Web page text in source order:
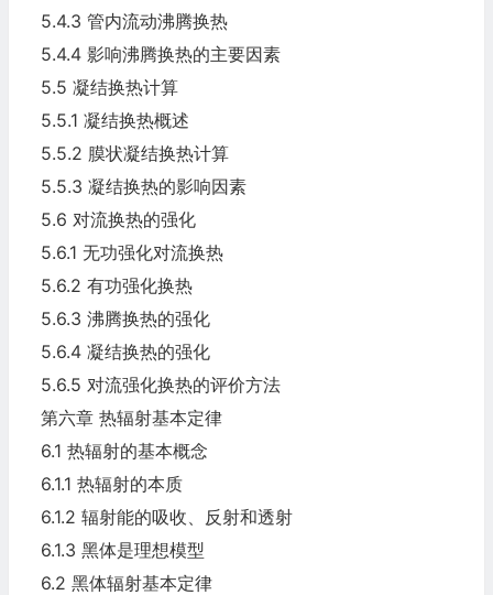
5.4.3 管内流动沸腾换热
5.4.4 影响沸腾换热的主要因素
5.5 凝结换热计算
5.5.1 凝结换热概述
5.5.2 膜状凝结换热计算
5.5.3 凝结换热的影响因素
5.6 对流换热的强化
5.6.1 无功强化对流换热
5.6.2 有功强化换热
5.6.3 沸腾换热的强化
5.6.4 凝结换热的强化
5.6.5 对流强化换热的评价方法
第六章 热辐射基本定律
6.1 热辐射的基本概念
6.1.1 热辐射的本质
6.1.2 辐射能的吸收、反射和透射
6.1.3 黑体是理想模型
6.2 黑体辐射基本定律